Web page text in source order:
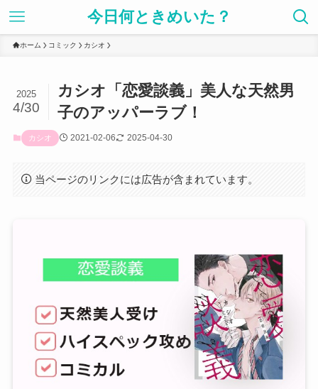
今日何ときめいた？
ホーム コミック カシオ
カシオ「恋愛談義」美人な天然男
子のアッパーラブ！
2025
4/30
カシオ 2021-02-06 2025-04-30
当ページのリンクには広告が含まれています。